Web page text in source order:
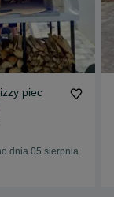
piec
dnia 05 sierpnia